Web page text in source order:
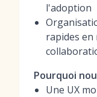
l'adoption
rapides en
Pourquoi
Une UX